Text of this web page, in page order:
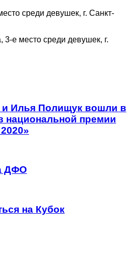
среди девушек, г. Санкт-
3-е место среди девушек, г.
и Илья Полищук вошли в
национальной премии
ДФО
на Кубок